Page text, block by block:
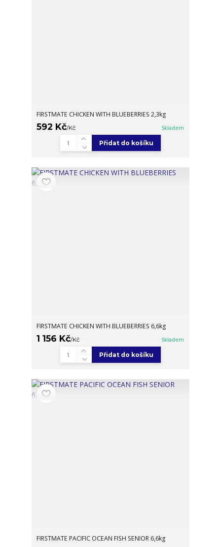
FIRSTMATE CHICKEN WITH BLUEBERRIES 2,3kg
592 Kč/Kč Skladem
Přidat do košíku
FIRSTMATE CHICKEN WITH BLUEBERRIES 6,6kg
1 156 Kč/Kč Skladem
Přidat do košíku
FIRSTMATE PACIFIC OCEAN FISH SENIOR 6,6kg